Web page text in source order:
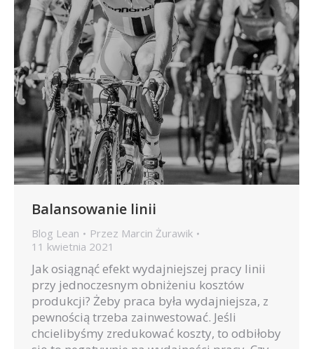
Balansowanie linii
Blog Lean Przez Marcin Żurawik
11 kwietnia 2021
Jak osiągnąć efekt wydajniejszej pracy linii
przy jednoczesnym obniżeniu kosztów
produkcji? Żeby praca była wydajniejsza, z
pewnością trzeba zainwestować. Jeśli
chcielibyśmy zredukować koszty, to odbiłoby